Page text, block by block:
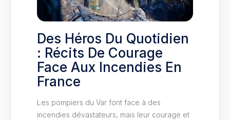
Des Héros Du Quotidien
: Récits De Courage
Face Aux Incendies En
France
Les pompiers du Var font face à des
incendies dévastateurs, mais leur courage et